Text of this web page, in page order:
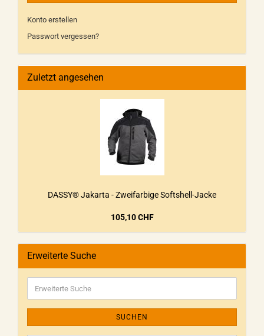
Konto erstellen
Passwort vergessen?
Zuletzt angesehen
DASSY® Jakarta - Zweifarbige Softshell-Jacke
105,10 CHF
Erweiterte Suche
SUCHEN